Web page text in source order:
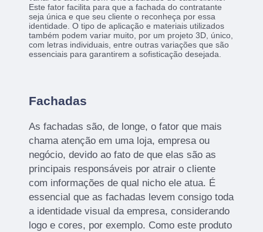
Este fator facilita para que a fachada do contratante
seja única e que seu cliente o reconheça por essa
identidade. O tipo de aplicação e materiais utilizados
também podem variar muito, por um projeto 3D, único,
com letras individuais, entre outras variações que são
essenciais para garantirem a sofisticação desejada.
Fachadas
As fachadas são, de longe, o fator que mais
chama atenção em uma loja, empresa ou
negócio, devido ao fato de que elas são as
principais responsáveis por atrair o cliente
com informações de qual nicho ele atua. É
essencial que as fachadas levem consigo toda
a identidade visual da empresa, considerando
logo e cores, por exemplo. Como este produto